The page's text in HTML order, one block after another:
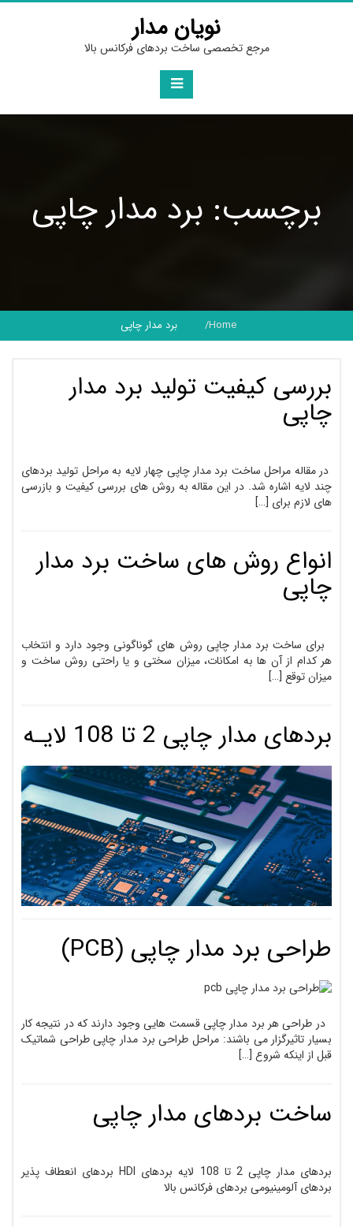
Skip
نویان مدار
مرجع تخصصی ساخت بردهای فرکانس بالا
برچسب: برد مدار چاپی
Home برد مدار چاپی
بررسی کیفیت تولید برد مدار
چاپی
در مقاله مراحل ساخت برد مدار چاپی چهار لایه به مراحل تولید بردهای
چند لایه اشاره شد. در این مقاله به روش های بررسی کیفیت و بازرسی
های لازم برای […]
انواع روش های ساخت برد مدار
چاپی
برای ساخت برد مدار چاپی روش های گوناگونی وجود دارد و انتخاب
هر کدام از آن ها به امکانات، میزان سختی و یا راحتی روش ساخت و
میزان توقع […]
بردهای مدار چاپی 2 تا 108 لایـه
طراحی برد مدار چاپی (PCB)
در طراحی هر برد مدار چاپی قسمت هایی وجود دارند که در نتیجه کار
بسیار تاثیرگزار می باشند: مراحل طراحی برد مدار چاپی طراحی شماتیک
قبل از اینکه شروع […]
ساخت بردهای مدار چاپی
بردهای مدار چاپی 2 تا 108 لایه بردهای HDI بردهای انعطاف پذیر
بردهای آلومینیومی بردهای فرکانس بالا